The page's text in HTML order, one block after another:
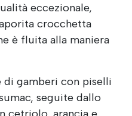
eccezionale,
crocchetta
è fluita alla maniera
gamberi con piselli
seguite dallo